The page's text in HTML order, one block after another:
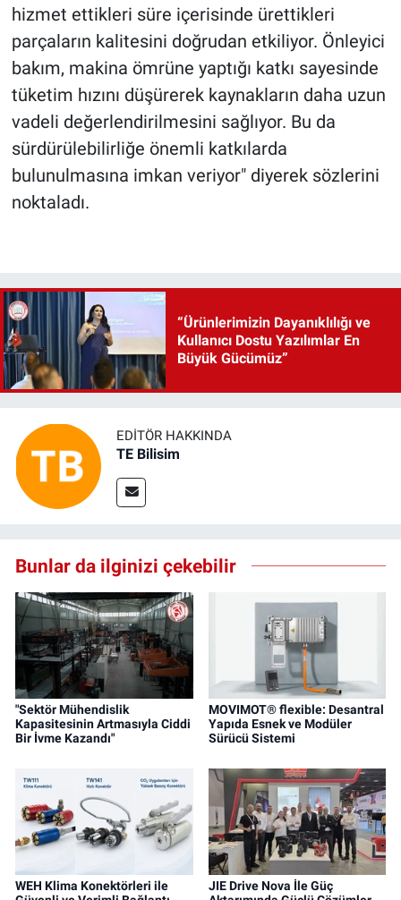
hizmet ettikleri süre içerisinde ürettikleri
parçaların kalitesini doğrudan etkiliyor. Önleyici
bakım, makina ömrüne yaptığı katkı sayesinde
tüketim hızını düşürerek kaynakların daha uzun
vadeli değerlendirilmesini sağlıyor. Bu da
sürdürülebilirliğe önemli katkılarda
bulunulmasına imkan veriyor" diyerek sözlerini
noktaladı.
“Ürünlerimizin Dayanıklılığı ve
Kullanıcı Dostu Yazılımlar En
Büyük Gücümüz”
EDITÖR HAKKINDA
TE Bilisim
Bunlar da ilginizi çekebilir
"Sektör Mühendislik
Kapasitesinin Artmasıyla Ciddi
Bir İvme Kazandı"
MOVIMOT® flexible: Desantral
Yapıda Esnek ve Modüler
Sürücü Sistemi
WEH Klima Konektörleri ile
JIE Drive Nova İle Güç